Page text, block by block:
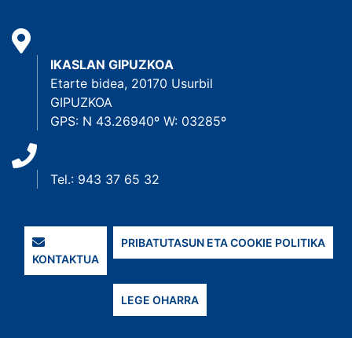
IKASLAN GIPUZKOA
Etarte bidea, 20170 Usurbil
GIPUZKOA
GPS: N 43.26940º W: 03285º
Tel.: 943 37 65 32
KONTAKTUA
PRIBATUTASUN ETA COOKIE POLITIKA
LEGE OHARRA